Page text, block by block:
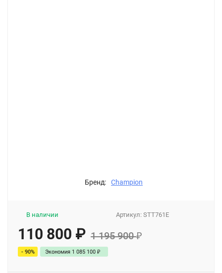
Бренд: Champion
Артикул: STT761E
В наличии
110 800 ₽ 1 195 900₽
- 90% Экономия 1 085 100 ₽